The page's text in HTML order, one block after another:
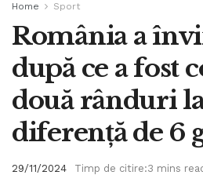
Home Sport
România a
după ce a fost
două rânduri
diferență de 6
29/11/2024 Timp de citire:3 mins